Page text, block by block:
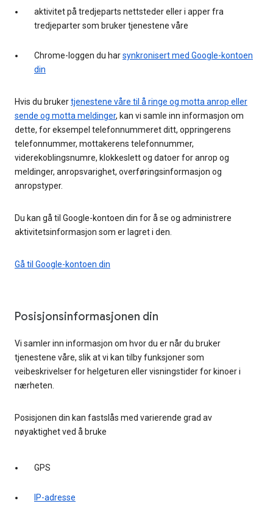
aktivitet på tredjeparts nettsteder eller i apper fra
tredjeparter som bruker tjenestene våre
Chrome-loggen du harsynkronisert med Google-kontoen
din
Hvis du brukertjenestene våre til å ringe og motta anrop eller
sende og motta meldinger, kan vi samle inn informasjon om
dette, for eksempel telefonnummeret ditt, oppringerens
telefonnummer, mottakerens telefonnummer,
viderekoblingsnumre, klokkeslett og datoer for anrop og
meldinger, anropsvarighet, overføringsinformasjon og
anropstyper.
Du kan gå til Google-kontoen din for å se og administrere
aktivitetsinformasjon som er lagret i den.
Gå til Google-kontoen din
Posisjonsinformasjonen din
Vi samler inn informasjon om hvor du er når du bruker
tjenestene våre, slik at vi kan tilby funksjoner som
veibeskrivelser for helgeturen eller visningstider for kinoer i
nærheten.
Posisjonen din kan fastslås med varierende grad av
nøyaktighet ved å bruke
GPS
IP-adresse